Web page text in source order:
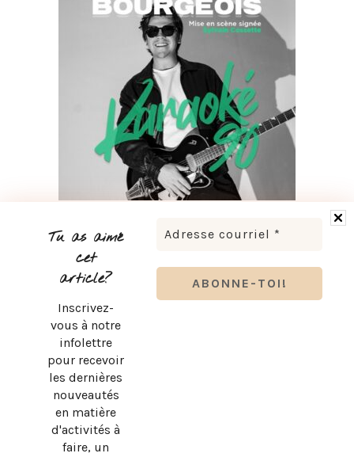
Tu as aimé
cet
article?
Inscrivez-
vous à notre
infolettre
pour recevoir
les dernières
nouveautés
en matière
d'activités à
faire, un